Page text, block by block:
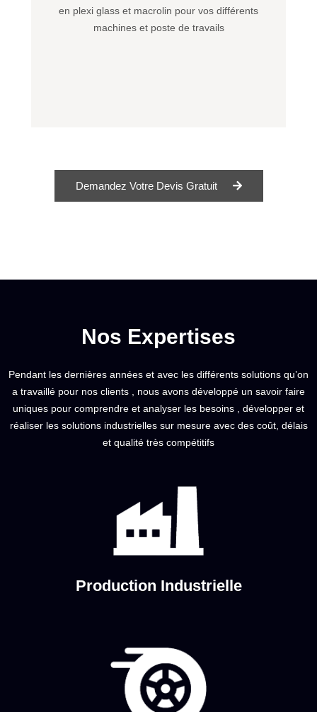
en plexi glass et macrolin pour vos différents
machines et poste de travails
Demandez Votre Devis Gratuit
Nos Expertises
Pendant les dernières années et avec les différents solutions qu’on
a travaillé pour nos clients , nous avons développé un savoir faire
uniques pour comprendre et analyser les besoins , développer et
réaliser les solutions industrielles sur mesure avec des coût, délais
et qualité très compétitifs
Production Industrielle